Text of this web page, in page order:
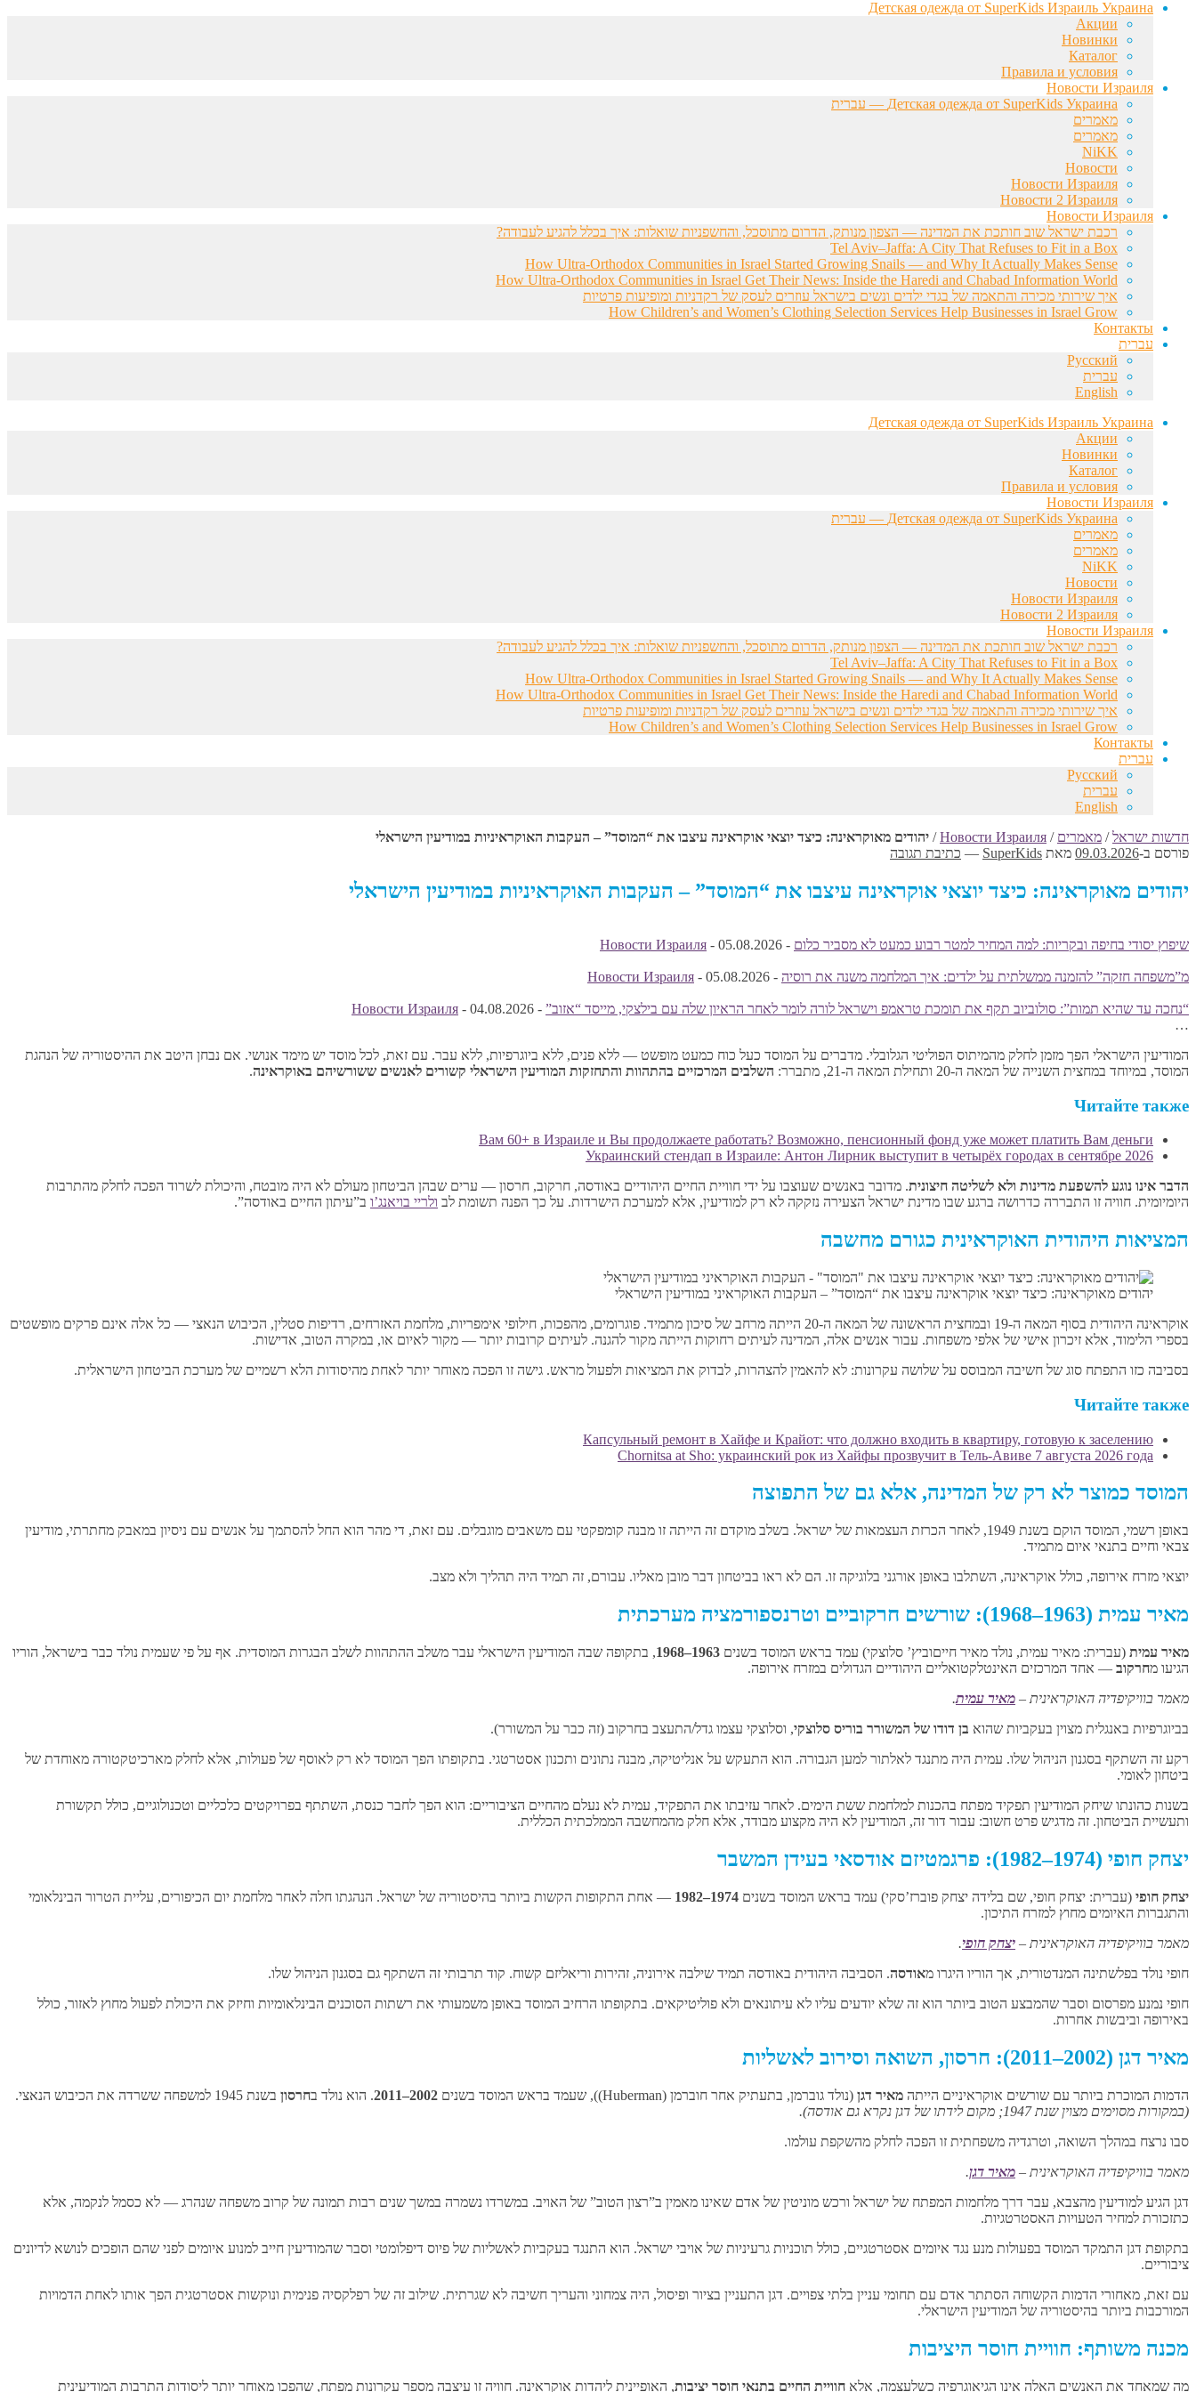
Детская одежда от SuperKids Израиль Украина
Акции
Новинки
Каталог
Правила и условия
Новости Израиля
Детская одежда от SuperKids Украина — עברית
מאמרים
מאמרים
NiKK
Новости
Новости Израиля
Новости 2 Израиля
Новости Израиля
רכבת ישראל שוב חותכת את המדינה — הצפון מנותק, הדרום מתוסכל, והחשפניות שואלות: איך בכלל להגיע לעבודה?
Tel Aviv–Jaffa: A City That Refuses to Fit in a Box
How Ultra-Orthodox Communities in Israel Started Growing Snails — and Why It Actually Makes Sense
How Ultra-Orthodox Communities in Israel Get Their News: Inside the Haredi and Chabad Information World
איך שירותי מכירה והתאמה של בגדי ילדים ונשים בישראל עוזרים לעסק של רקדניות ומופיעות פרטיות
How Children’s and Women’s Clothing Selection Services Help Businesses in Israel Grow
Контакты
עברית
Русский
עברית
English
Детская одежда от SuperKids Израиль Украина
Акции
Новинки
Каталог
Правила и условия
Новости Израиля
Детская одежда от SuperKids Украина — עברית
מאמרים
מאמרים
NiKK
Новости
Новости Израиля
Новости 2 Израиля
Новости Израиля
רכבת ישראל שוב חותכת את המדינה — הצפון מנותק, הדרום מתוסכל, והחשפניות שואלות: איך בכלל להגיע לעבודה?
Tel Aviv–Jaffa: A City That Refuses to Fit in a Box
How Ultra-Orthodox Communities in Israel Started Growing Snails — and Why It Actually Makes Sense
How Ultra-Orthodox Communities in Israel Get Their News: Inside the Haredi and Chabad Information World
איך שירותי מכירה והתאמה של בגדי ילדים ונשים בישראל עוזרים לעסק של רקדניות ומופיעות פרטיות
How Children’s and Women’s Clothing Selection Services Help Businesses in Israel Grow
Контакты
עברית
Русский
עברית
English
חדשות ישראל/ מאמרים /
Новости Израиля
/ יהודים מאוקראינה: כיצד יוצאי אוקראינה עיצבו את “המוסד” – העקבות האוקראיניות במודיעין הישראלי
פורסם ב-09.03.2026 מאת SuperKids
— כתיבת תגובה
יהודים מאוקראינה: כיצד יוצאי אוקראינה עיצבו את “המוסד” – העקבות האוקראיניות במודיעין הישראלי
שיפוץ יסודי בחיפה ובקריות: למה המחיר למטר רבוע כמעט לא מסביר כלום -
05.08.2026
-
Новости Израиля
מ”משפחה חזקה” להזמנה ממשלתית על ילדים: איך המלחמה משנה את רוסיה -
05.08.2026
-
Новости Израиля
“נחכה עד שהיא תמות”: סולוביוב תקף את תומכת טראמפ וישראל לורה לומר לאחר הראיון שלה עם בילצקי, מייסד “אזוב” -
04.08.2026
-
Новости Израиля
…
המודיעין הישראלי הפך מזמן לחלק מהמיתוס הפוליטי הגלובלי. מדברים על המוסד כעל כוח כמעט מופשט — ללא פנים, ללא ביוגרפיות, ללא עבר. עם זאת, לכל מוסד יש מימד אנושי. אם נבחן היטב את ההיסטוריה של הנהגת
המוסד, במיוחד במחצית השנייה של המאה ה-20 ותחילת המאה ה-21, מתברר:
השלבים המרכזיים בהתהוות והתחזקות המודיעין הישראלי קשורים לאנשים ששורשיהם באוקראינה.
Читайте также
Вам 60+ в Израиле и Вы продолжаете работать? Возможно, пенсионный фонд уже может платить Вам деньги
Украинский стендап в Израиле: Антон Лирник выступит в четырёх городах в сентябре 2026
הדבר אינו נוגע להשפעת מדינות ולא לשליטה חיצונית. מדובר באנשים שעוצבו על ידי חוויית החיים היהודיים באודסה, חרקוב, חרסון — ערים שבהן הביטחון מעולם לא היה מובטח, והיכולת לשרוד הפכה לחלק מהתרבות
היומיומית. חוויה זו התבררה כדרושה ברגע שבו מדינת ישראל הצעירה נזקקה לא רק למודיעין, אלא למערכת הישרדות. על כך הפנה תשומת לב ולריי בויאנג’ו ב”עיתון החיים באודסה”.
המציאות היהודית האוקראינית כגורם מחשבה
יהודים מאוקראינה: כיצד יוצאי אוקראינה עיצבו את “המוסד” – העקבות האוקראיני במודיעין הישראלי
אוקראינה היהודית בסוף המאה ה-19 ובמחצית הראשונה של המאה ה-20 הייתה מרחב של סיכון מתמיד. פוגרומים, מהפכות, חילופי אימפריות, מלחמת האזרחים, רדיפות סטלין, הכיבוש הנאצי — כל אלה אינם פרקים מופשטים
בספרי הלימוד, אלא זיכרון אישי של אלפי משפחות. עבור אנשים אלה, המדינה לעיתים רחוקות הייתה מקור להגנה. לעיתים קרובות יותר — מקור לאיום או, במקרה הטוב, אדישות.
בסביבה כזו התפתח סוג של חשיבה המבוסס על שלושה עקרונות: לא להאמין להצהרות, לבדוק את המציאות ולפעול מראש. גישה זו הפכה מאוחר יותר לאחת מהיסודות הלא רשמיים של מערכת הביטחון הישראלית.
Читайте также
Капсульный ремонт в Хайфе и Крайот: что должно входить в квартиру, готовую к заселению
Chornitsa at Sho: украинский рок из Хайфы прозвучит в Тель-Авиве 7 августа 2026 года
המוסד כמוצר לא רק של המדינה, אלא גם של התפוצה
באופן רשמי, המוסד הוקם בשנת 1949, לאחר הכרזת העצמאות של ישראל. בשלב מוקדם זה הייתה זו מבנה קומפקטי עם משאבים מוגבלים. עם זאת, די מהר הוא החל להסתמך על אנשים עם ניסיון במאבק מחתרתי, מודיעין
צבאי וחיים בתנאי איום מתמיד.
יוצאי מזרח אירופה, כולל אוקראינה, השתלבו באופן אורגני בלוגיקה זו. הם לא ראו בביטחון דבר מובן מאליו. עבורם, זה תמיד היה תהליך ולא מצב.
מאיר עמית (1963–1968): שורשים חרקוביים וטרנספורמציה מערכתית
מאיר עמית (עברית: מאיר עמית, נולד מאיר חייםוביץ’ סלוצקי) עמד בראש המוסד בשנים 1963–1968
, בתקופה שבה המודיעין הישראלי עבר משלב ההתהוות לשלב הבגרות המוסדית. אף על פי שעמית נולד כבר בישראל, הוריו
הגיעו מחרקוב — אחד המרכזים האינטלקטואליים היהודיים הגדולים במזרח אירופה.
מאמר בוויקיפדיה האוקראינית – מאיר עמית.
בביוגרפיות באנגלית מצוין בעקביות שהוא בן דודו של המשורר בוריס סלוצקי, וסלוצקי עצמו גדל/התעצב בחרקוב (זה כבר על המשורר).
רקע זה השתקף בסגנון הניהול שלו. עמית היה מתנגד לאלתור למען הגבורה. הוא התעקש על אנליטיקה, מבנה נתונים ותכנון אסטרטגי. בתקופתו הפך המוסד לא רק לאוסף של פעולות, אלא לחלק מארכיטקטורה מאוחדת של
ביטחון לאומי.
בשנות כהונתו שיחק המודיעין תפקיד מפתח בהכנות למלחמת ששת הימים. לאחר עזיבתו את התפקיד, עמית לא נעלם מהחיים הציבוריים: הוא הפך לחבר כנסת, השתתף בפרויקטים כלכליים וטכנולוגיים, כולל תקשורת
ותעשיית הביטחון. זה מדגיש פרט חשוב: עבור דור זה, המודיעין לא היה מקצוע מבודד, אלא חלק מהמחשבה הממלכתית הכללית.
יצחק חופי (1974–1982): פרגמטיזם אודסאי בעידן המשבר
יצחק חופי (עברית: יצחק חופי, שם בלידה יצחק פוברז’סקי) עמד בראש המוסד בשנים 1974–1982
— אחת התקופות הקשות ביותר בהיסטוריה של ישראל. הנהגתו חלה לאחר מלחמת יום הכיפורים, עליית הטרור הבינלאומי
והתגברות האיומים מחוץ למזרח התיכון.
מאמר בוויקיפדיה האוקראינית – יצחק חופי.
חופי נולד בפלשתינה המנדטורית, אך הוריו היגרו מאודסה. הסביבה היהודית באודסה תמיד שילבה אירוניה, זהירות וריאליזם קשוח. קוד תרבותי זה השתקף גם בסגנון הניהול שלו.
חופי נמנע מפרסום וסבר שהמבצע הטוב ביותר הוא זה שלא יודעים עליו לא עיתונאים ולא פוליטיקאים. בתקופתו הרחיב המוסד באופן משמעותי את רשתות הסוכנים הבינלאומיות וחיזק את היכולת לפעול מחוץ לאזור, כולל
באירופה וביבשות אחרות.
מאיר דגן (2002–2011): חרסון, השואה וסירוב לאשליות
הדמות המוכרת ביותר עם שורשים אוקראיניים הייתה מאיר דגן (נולד גוברמן, בתעתיק אחר חוברמן (Huberman)) , שעמד בראש המוסד בשנים 2002–2011 . הוא נולד בחרסון בשנת 1945 למשפחה ששרדה את הכיבוש הנאצי.
(במקורות מסוימים מצוין שנת 1947; מקום לידתו של דגן נקרא גם אודסה).
סבו נרצח במהלך השואה, וטרגדיה משפחתית זו הפכה לחלק מהשקפת עולמו.
מאמר בוויקיפדיה האוקראינית – מאיר דגן.
דגן הגיע למודיעין מהצבא, עבר דרך מלחמות המפתח של ישראל ורכש מוניטין של אדם שאינו מאמין ב”רצון הטוב” של האויב. במשרדו נשמרה במשך שנים רבות תמונה של קרוב משפחה שנהרג — לא כסמל לנקמה, אלא
כתזכורת למחיר הטעויות האסטרטגיות.
בתקופת דגן התמקד המוסד בפעולות מנע נגד איומים אסטרטגיים, כולל תוכניות גרעיניות של אויבי ישראל. הוא התנגד בעקביות לאשליות של פיוס דיפלומטי וסבר שהמודיעין חייב למנוע איומים לפני שהם הופכים לנושא לדיונים
ציבוריים.
עם זאת, מאחורי הדמות הקשוחה הסתתר אדם עם תחומי עניין בלתי צפויים. דגן התעניין בציור ופיסול, היה צמחוני והעריך חשיבה לא שגרתית. שילוב זה של רפלקסיה פנימית ונוקשות אסטרטגית הפך אותו לאחת הדמויות
המורכבות ביותר בהיסטוריה של המודיעין הישראלי.
מכנה משותף: חוויית חוסר היציבות
מה שמאחד את האנשים האלה אינו הגיאוגרפיה כשלעצמה, אלא חוויית החיים בתנאי חוסר יציבות, האופיינית ליהדות אוקראינה. חוויה זו עיצבה מספר עקרונות מפתח, שהפכו מאוחר יותר ליסודות התרבות המודיעינית